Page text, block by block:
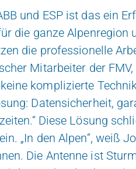
und ESP ist das ein
die ganze Alpenregion
die professionelle
Mitarbeiter der
komplizierte
Datensicherheit,
Diese Lösung
„In den Alpen“, weiß
Die Antenne ist